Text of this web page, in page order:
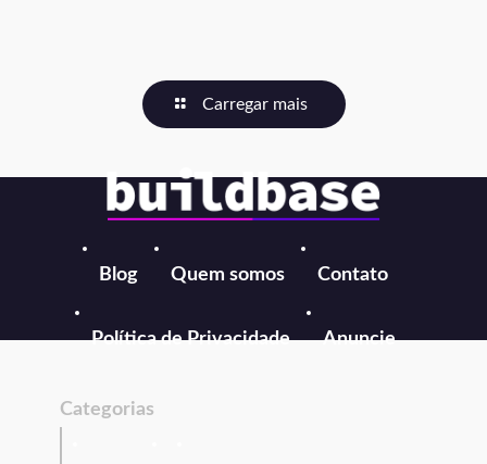
Carregar mais
Blog Quem somos Contato
Política de Privacidade Anuncie
Categorias